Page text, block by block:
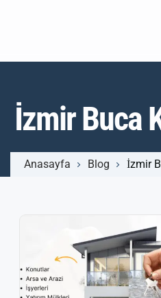
İzmir Buca
Anasayfa Blog İzmir